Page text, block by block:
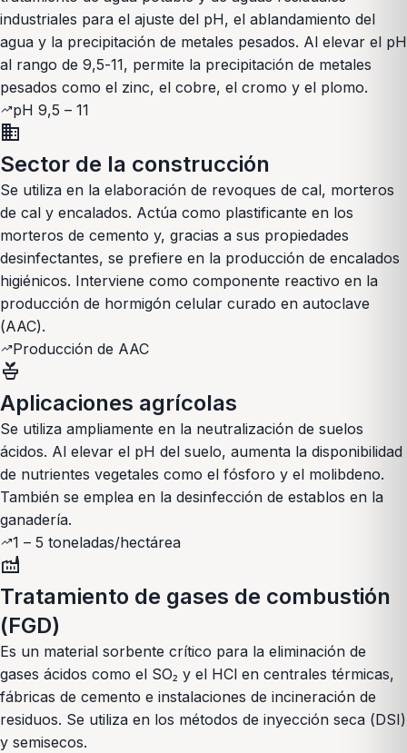
industriales para el ajuste del pH, el ablandamiento del
agua y la precipitación de metales pesados. Al elevar el pH
al rango de 9,5-11, permite la precipitación de metales
pesados como el zinc, el cobre, el cromo y el plomo.
trending_uppH 9,5 – 11
domain
Sector de la construcción
Se utiliza en la elaboración de revoques de cal, morteros
de cal y encalados. Actúa como plastificante en los
morteros de cemento y, gracias a sus propiedades
desinfectantes, se prefiere en la producción de encalados
higiénicos. Interviene como componente reactivo en la
producción de hormigón celular curado en autoclave
(AAC).
trending_upProducción de AAC
potted_plant
Aplicaciones agrícolas
Se utiliza ampliamente en la neutralización de suelos
ácidos. Al elevar el pH del suelo, aumenta la disponibilidad
de nutrientes vegetales como el fósforo y el molibdeno.
También se emplea en la desinfección de establos en la
ganadería.
trending_up1 – 5 toneladas/hectárea
factory
Tratamiento de gases de combustión
(FGD)
Es un material sorbente crítico para la eliminación de
gases ácidos como el SO₂ y el HCl en centrales térmicas,
fábricas de cemento e instalaciones de incineración de
residuos. Se utiliza en los métodos de inyección seca (DSI)
y semisecos.